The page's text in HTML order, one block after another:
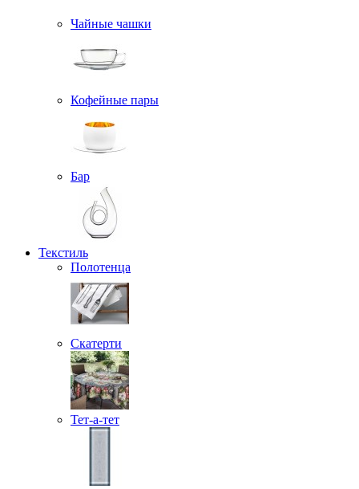
Чайные чашки
Кофейные пары
Бар
Текстиль
Полотенца
Скатерти
Тет-а-тет